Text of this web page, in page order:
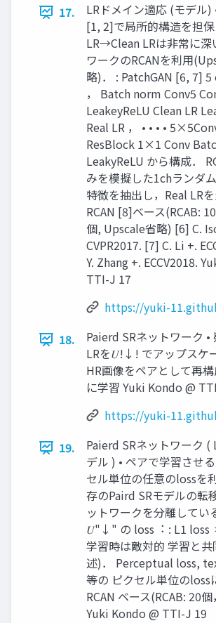
17.
LRドメイン適応 (モデル)
[1, 2]で局所的構造を担保
LR→Clean LRは⾮常に深
ワークのRCANを利⽤
略)． : PatchGAN [6, 7]
， Batch norm Conv5
LeakeyReLU Clean LR
Real LR ， • • • •
ResBlock 1×1 Conv
LeakyReLU から構成．
みを模擬した1chランダ
特徴を抽出し，Real LR
RCAN [8]ベース(RCAB:
個, Upscale省略) [6] C.
CVPR2017. [7] C. Li +.
Y. Zhang +. ECCV2018.
TTI-J 17
https://yuki-
18.
Paierd SRネットワーク •
LRを𝑈!↓! でアップスケ
HR画像をペアとして再
に学習 Yuki Kondo @
https://yuki-
19.
Paierd SRネットワーク (
デル ) • ペアで学習させ
セル単位の任意のlossを
存のPaird SRモデルの転
ットワークを分離してい
𝑈"↓" の loss︓ : L1 loss
学習時は敵対的 学習と
述)． Perceptual loss,
等の ピクセル単位のloss
RCAN ベース(RCAB: 20
Yuki Kondo @ TTI-J 19